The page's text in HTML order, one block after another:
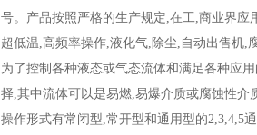
号。产品按照严格的生产规定,在工,商业界
超低温,高频率操作,液化气,除尘,自动出售机,
为了控制各种液态或气态流体和满足各种应
择,其中流体可以是易燃,易爆介质或腐蚀性介
操作形式有常闭型,常开型和通用型的2,3,4,5通